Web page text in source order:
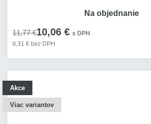
11,77 €10,06 € s DPH
8,31 € bez DPH
Na objednanie
Akce
Viac variantov